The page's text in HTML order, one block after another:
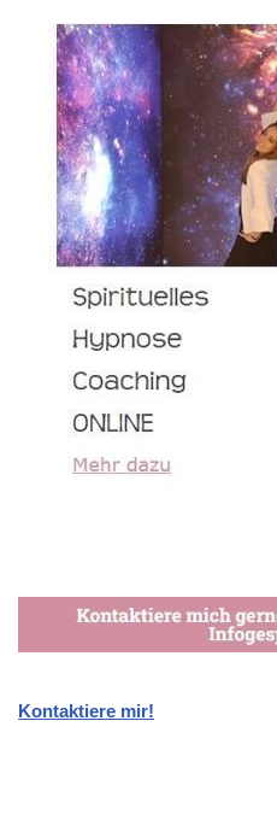
Kontaktiere mir!